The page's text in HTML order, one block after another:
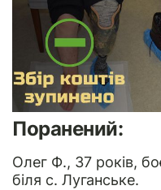
Поранений:
Олег Ф., 37 років,
біля с. Луганське.